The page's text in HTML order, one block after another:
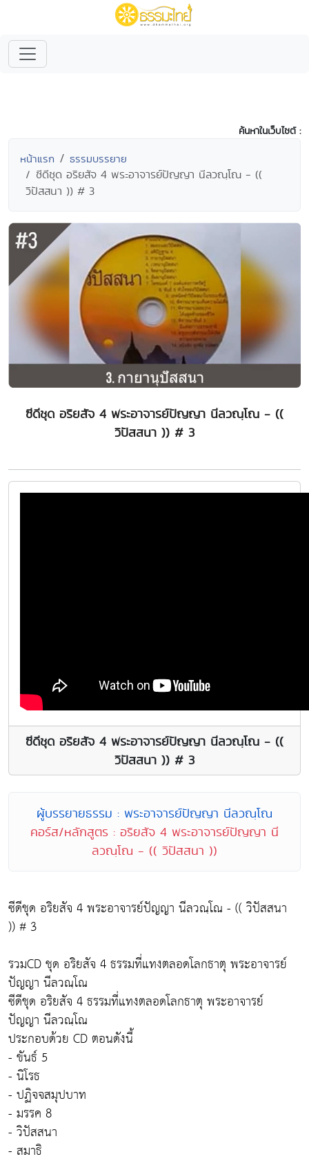
ค้นหาในเว็บไซต์ :
หน้าแรก ธรรมบรรยาย
ซีดีชุด อริยสัจ 4 พระอาจารย์ปัญญา นีลวณฺโณ - ((
วิปัสสนา )) # 3
ซีดีชุด อริยสัจ 4 พระอาจารย์ปัญญา นีลวณฺโณ - ((
วิปัสสนา )) # 3
ซีดีชุด อริยสัจ 4 พระอาจารย์ปัญญา นีลวณฺโณ - ((
วิปัสสนา )) # 3
ผู้บรรยายธรรม : พระอาจารย์ปัญญา นีลวณฺโณ
คอร์ส/หลักสูตร : อริยสัจ 4 พระอาจารย์ปัญญา นี
ลวณฺโณ - (( วิปัสสนา ))
ซีดีชุด อริยสัจ 4 พระอาจารย์ปัญญา นีลวณฺโณ - (( วิปัสสนา
)) # 3
รวมCD ชุด อริยสัจ 4 ธรรมที่แทงตลอดโลกธาตุ พระอาจารย์
ปัญญา นีลวณฺโณ
ซีดีชุด อริยสัจ 4 ธรรมที่แทงตลอดโลกธาตุ พระอาจารย์
ปัญญา นีลวณฺโณ
ประกอบด้วย CD ตอนดังนี้
- ขันธ์ 5
- นิโรธ
- ปฏิจจสมุปบาท
- มรรค 8
- วิปัสสนา
- สมาธิ